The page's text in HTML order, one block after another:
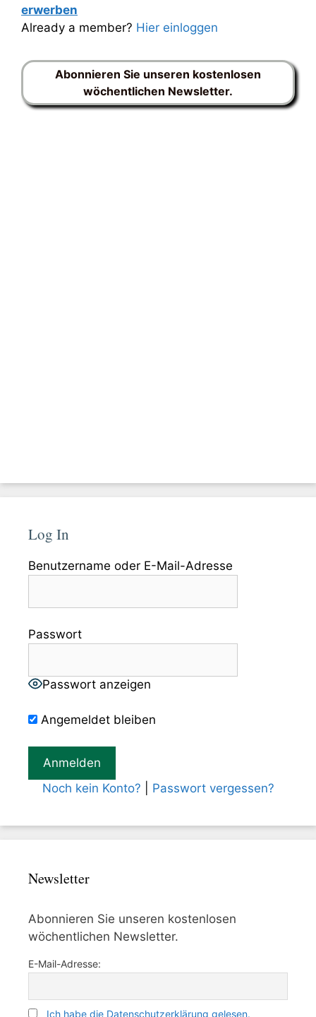
erwerben
Already a member? Hier einloggen
Abonnieren Sie unseren kostenlosen
wöchentlichen Newsletter.
Log In
Benutzername oder E-Mail-Adresse
Passwort
Passwort anzeigen
Angemeldet bleiben
Noch kein Konto? Passwort vergessen?
Newsletter
Abonnieren Sie unseren kostenlosen
wöchentlichen Newsletter.
E-Mail-Adresse:
Ich habe die Datenschutzerklärung gelesen.